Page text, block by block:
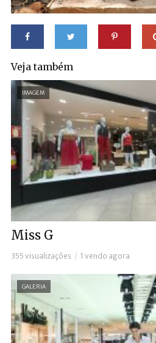
Veja também
IMAGEM
Miss G
355 visualizações 1 vendo agora
GALERIA